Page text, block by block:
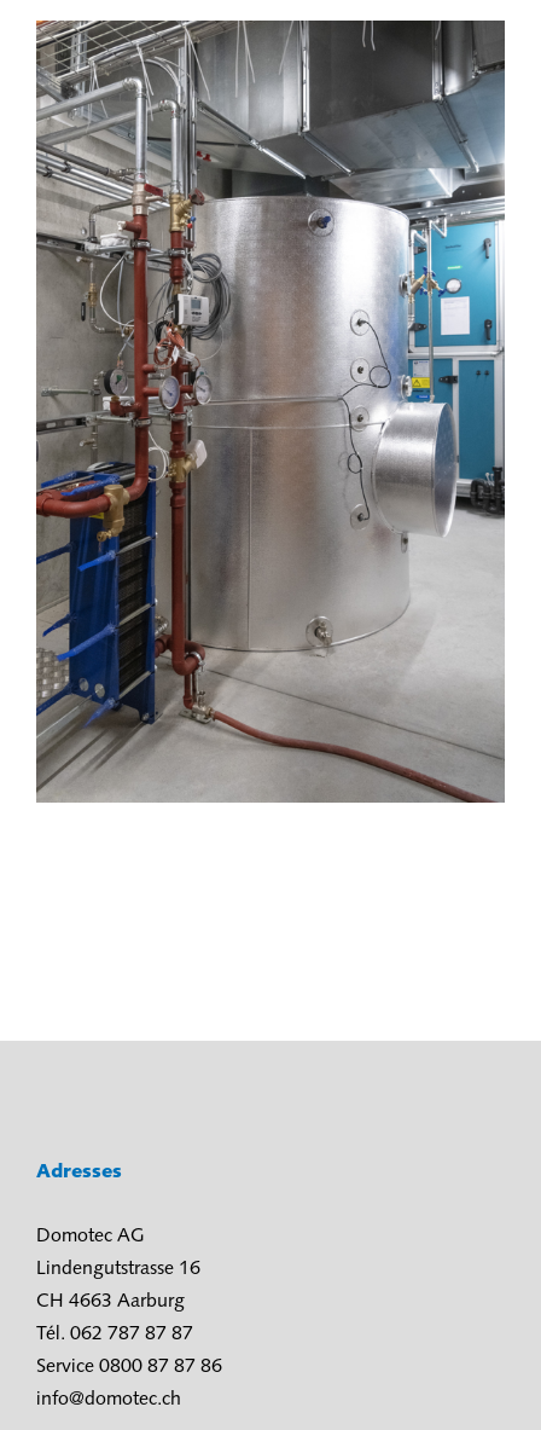
Adresses
Domotec AG
Lindengutstrasse 16
CH 4663 Aarburg
Tél. 062 787 87 87
Service 0800 87 87 86
info@domotec.ch